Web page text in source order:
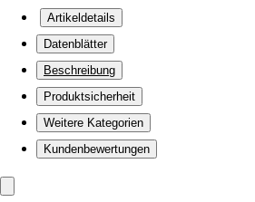
Artikeldetails
Datenblätter
Beschreibung
Produktsicherheit
Weitere Kategorien
Kundenbewertungen